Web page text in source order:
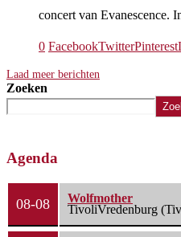
concert van Evanescence.
0 FacebookTwitterPinterest
Laad meer berichten
Zoeken
Agenda
08-08
Wolfmother
TivoliVredenburg